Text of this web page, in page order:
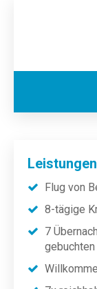
Flug von
8-tägige
7